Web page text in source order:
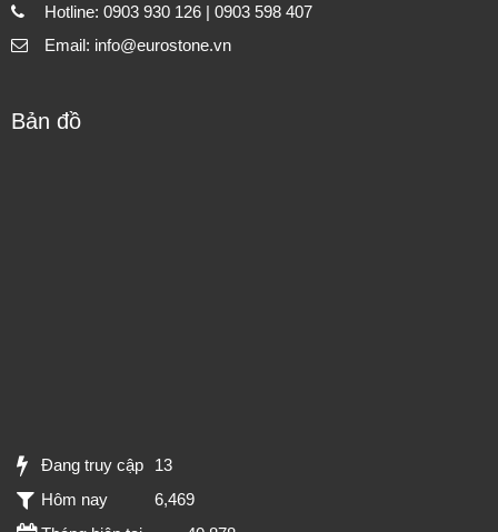
Hotline: 0903 930 126 | 0903 598 407
Email: info@eurostone.vn
Bản đồ
Đang truy cập
13
Hôm nay
6,469